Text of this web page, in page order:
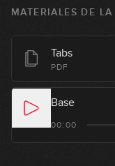
MATERIALES DE
Tabs
PDF
Base
00:00
04:31